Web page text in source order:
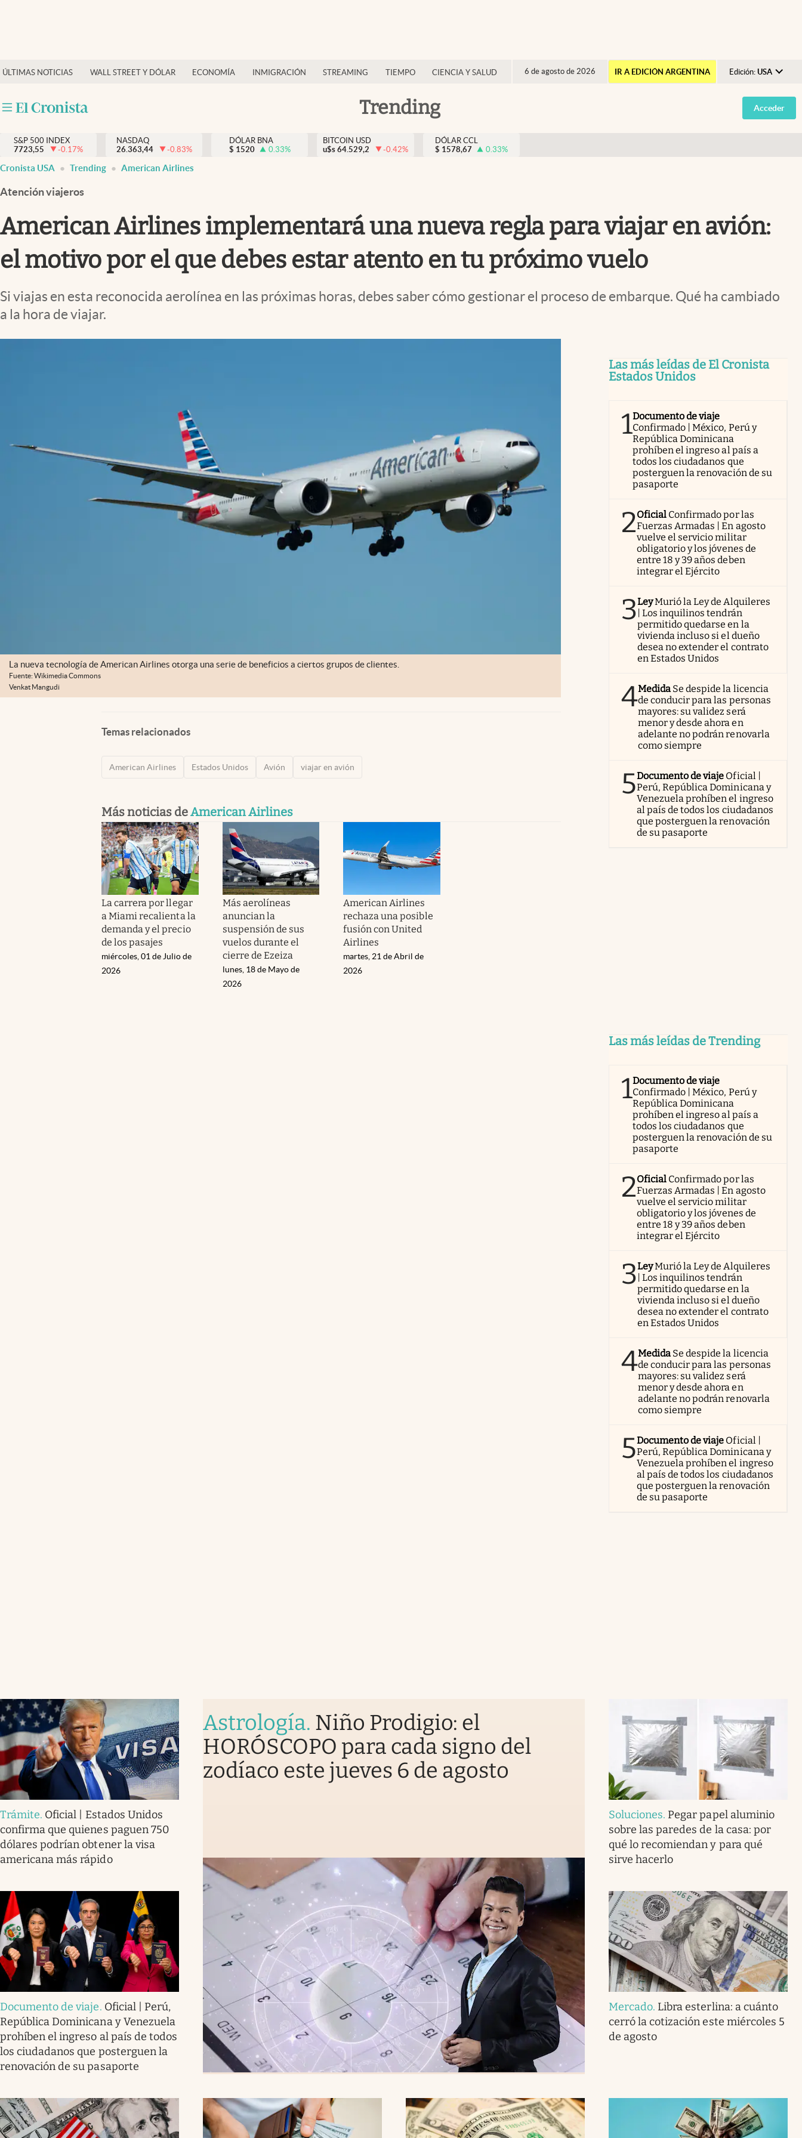
ÚLTIMAS NOTICIAS WALL STREET Y DÓLAR ECONOMÍA INMIGRACIÓN STREAMING TIEMPO CIENCIA Y SALUD 6 de agosto de 2026 IR A EDICIÓN ARGENTINA Edición: USA
Argentina
España
Trending
Finanzas y economía
Inmigración
Trending
Streaming
PC y mobile
Acceder
S&P 500 INDEX
7723,55
-0.17%
NASDAQ
26.363,44
-0.83%
DÓLAR BNA
$ 1520 0.33%
BITCOIN USD
u$s 64.529,2 -0.42%
DÓLAR CCL
$ 1578,67 0.33%
Cronista USA Trending American Airlines
Atención viajeros
American Airlines implementará una nueva regla para viajar en avión:
el motivo por el que debes estar atento en tu próximo vuelo
Si viajas en esta reconocida aerolínea en las próximas horas, debes saber cómo gestionar el proceso de embarque. Qué ha cambiado
a la hora de viajar.
La nueva tecnología de American Airlines otorga una serie de beneficios a ciertos grupos de clientes.
Fuente: Wikimedia Commons
Venkat Mangudi
Temas relacionados
American Airlines Estados Unidos Avión viajar en avión
Más noticias deAmerican Airlines
La carrera por llegar
a Miami recalienta la
demanda y el precio
de los pasajes
miércoles, 01 de Julio de
2026
Más aerolíneas
anuncian la
suspensión de sus
vuelos durante el
cierre de Ezeiza
lunes, 18 de Mayo de
2026
American Airlines
rechaza una posible
fusión con United
Airlines
martes, 21 de Abril de
2026
Las más leídas de El Cronista
Estados Unidos
1Documento de viaje
Confirmado | México, Perú y
República Dominicana
prohíben el ingreso al país a
todos los ciudadanos que
posterguen la renovación de su
pasaporte
2Oficial Confirmado por las
Fuerzas Armadas | En agosto
vuelve el servicio militar
obligatorio y los jóvenes de
entre 18 y 39 años deben
integrar el Ejército
3LeyMurió la Ley de Alquileres
| Los inquilinos tendrán
permitido quedarse en la
vivienda incluso si el dueño
desea no extender el contrato
en Estados Unidos
4Medida Se despide la licencia
de conducir para las personas
mayores: su validez será
menor y desde ahora en
adelante no podrán renovarla
como siempre
5Documento de viaje Oficial |
Perú, República Dominicana y
Venezuela prohíben el ingreso
al país de todos los ciudadanos
que posterguen la renovación
de su pasaporte
Las más leídas de Trending
1Documento de viaje
Confirmado | México, Perú y
República Dominicana
prohíben el ingreso al país a
todos los ciudadanos que
posterguen la renovación de su
pasaporte
2Oficial Confirmado por las
Fuerzas Armadas | En agosto
vuelve el servicio militar
obligatorio y los jóvenes de
entre 18 y 39 años deben
integrar el Ejército
3LeyMurió la Ley de Alquileres
| Los inquilinos tendrán
permitido quedarse en la
vivienda incluso si el dueño
desea no extender el contrato
en Estados Unidos
4Medida Se despide la licencia
de conducir para las personas
mayores: su validez será
menor y desde ahora en
adelante no podrán renovarla
como siempre
5Documento de viaje Oficial |
Perú, República Dominicana y
Venezuela prohíben el ingreso
al país de todos los ciudadanos
que posterguen la renovación
de su pasaporte
Trámite. Oficial | Estados Unidos
confirma que quienes paguen 750
dólares podrían obtener la visa
americana más rápido
Astrología. Niño Prodigio: el
HORÓSCOPO para cada signo del
zodíaco este jueves 6 de agosto
Soluciones. Pegar papel aluminio
sobre las paredes de la casa: por
qué lo recomiendan y para qué
sirve hacerlo
Documento de viaje. Oficial | Perú,
República Dominicana y Venezuela
prohíben el ingreso al país de todos
los ciudadanos que posterguen la
renovación de su pasaporte
Mercado. Libra esterlina: a cuánto
cerró la cotización este miércoles 5
de agosto